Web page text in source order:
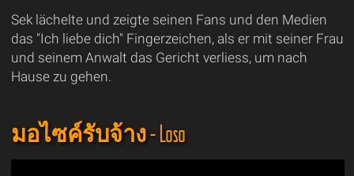
Sek lächelte und zeigte seinen Fans und den Medien
das "Ich liebe dich" Fingerzeichen, als er mit seiner Frau
und seinem Anwalt das Gericht verliess, um nach
Hause zu gehen.
มอไซค์รับจ้าง - Loso